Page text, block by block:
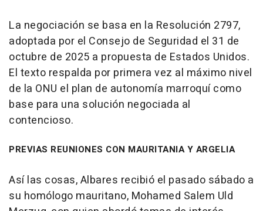
La negociación se basa en la Resolución 2797,
adoptada por el Consejo de Seguridad el 31 de
octubre de 2025 a propuesta de Estados Unidos.
El texto respalda por primera vez al máximo nivel
de la ONU el plan de autonomía marroquí como
base para una solución negociada al
contencioso.
PREVIAS REUNIONES CON MAURITANIA Y ARGELIA
Así las cosas, Albares recibió el pasado sábado a
su homólogo mauritano, Mohamed Salem Uld